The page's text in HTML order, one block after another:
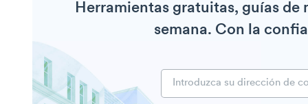
Herramientas gratuitas, guías
semana. Con la